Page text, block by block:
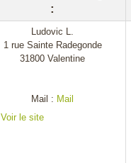
:
Ludovic L.
1 rue Sainte Radegonde
31800 Valentine
Mail : Mail
Voir le site